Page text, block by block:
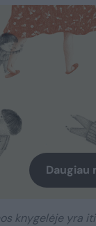
Daugiau
knygelėje yra